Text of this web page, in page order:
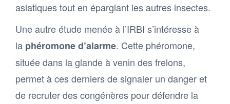
asiatiques tout en épargiant les autres insectes.
Une autre étude menée à l’IRBI s’intéresse à
la phéromone d’alarme. Cette phéromone,
située dans la glande à venin des frelons,
permet à ces derniers de signaler un danger et
de recruter des congénères pour défendre la